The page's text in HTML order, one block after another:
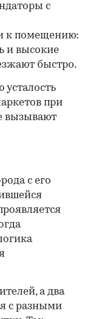
с
к помещению:
и высокие
быстро.
усталость
при
вызывают
с его
а два
с разными